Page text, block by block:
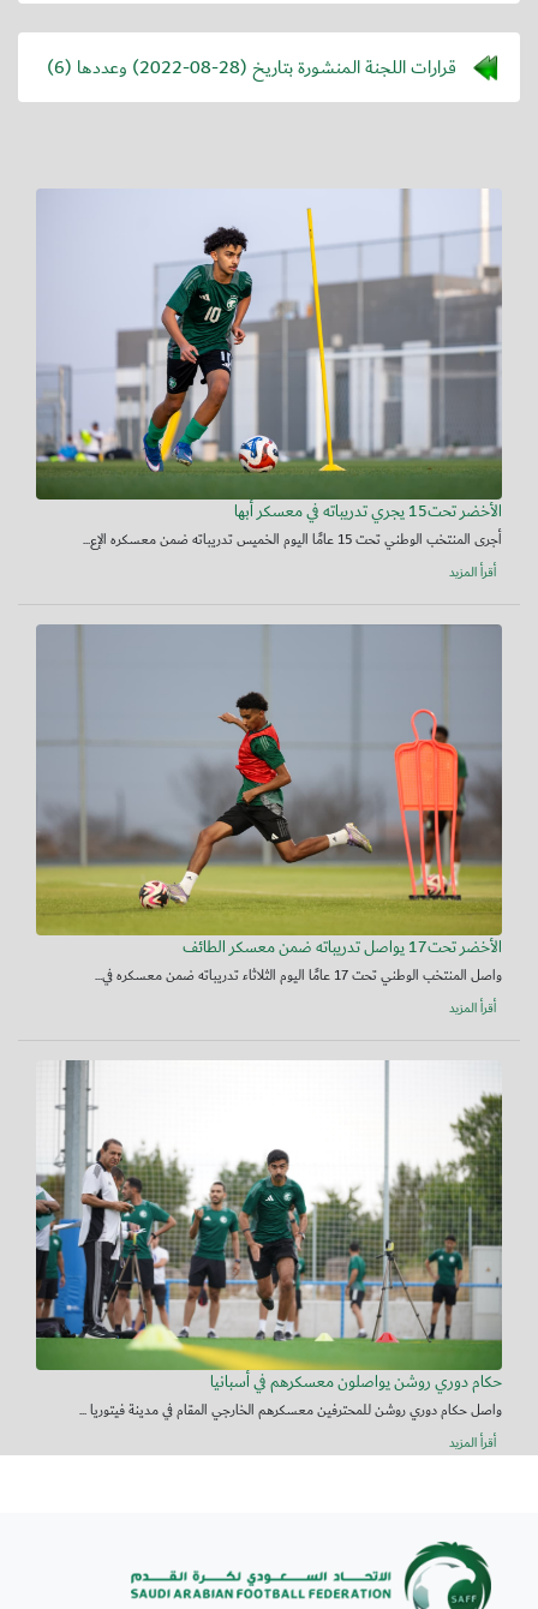
قرارات اللجنة المنشورة بتاريخ (2022-08-28) وعددها (6)
الأخضر تحت15 يجري تدريباته في معسكر أبها
أجرى المنتخب الوطني تحت 15 عامًا اليوم الخميس تدريباته ضمن معسكره الإع...
أقرأ المزيد
الأخضر تحت17 يواصل تدريباته ضمن معسكر الطائف
واصل المنتخب الوطني تحت 17 عامًا اليوم الثلاثاء تدريباته ضمن معسكره في...
أقرأ المزيد
حكام دوري روشن يواصلون معسكرهم في أسبانيا
واصل حكام دوري روشن للمحترفين معسكرهم الخارجي المقام في مدينة فيتوريا ...
أقرأ المزيد